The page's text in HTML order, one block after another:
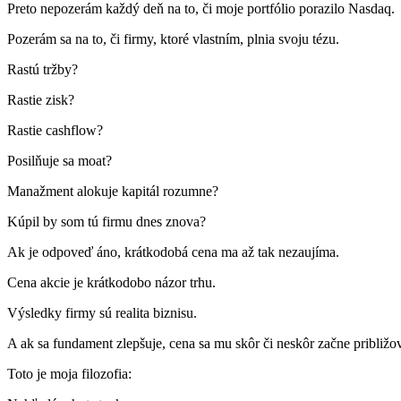
Preto nepozerám každý deň na to, či moje portfólio porazilo Nasdaq.
Pozerám sa na to, či firmy, ktoré vlastním, plnia svoju tézu.
Rastú tržby?
Rastie zisk?
Rastie cashflow?
Posilňuje sa moat?
Manažment alokuje kapitál rozumne?
Kúpil by som tú firmu dnes znova?
Ak je odpoveď áno, krátkodobá cena ma až tak nezaujíma.
Cena akcie je krátkodobo názor trhu.
Výsledky firmy sú realita biznisu.
A ak sa fundament zlepšuje, cena sa mu skôr či neskôr začne
Toto je moja filozofia: